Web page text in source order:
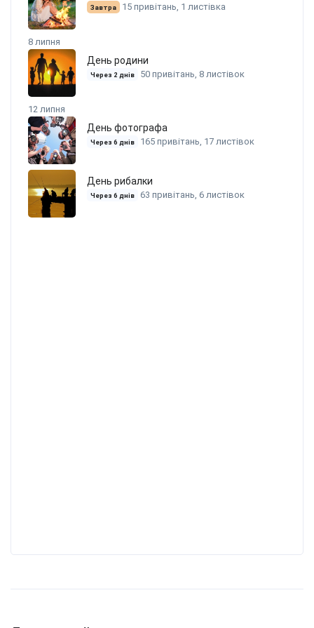
Завтра 15 привітань, 1 листівка
8 липня
День родини
Через 2 днів 50 привітань, 8 листівок
12 липня
День фотографа
Через 6 днів 165 привітань, 17 листівок
День рибалки
Через 6 днів 63 привітань, 6 листівок